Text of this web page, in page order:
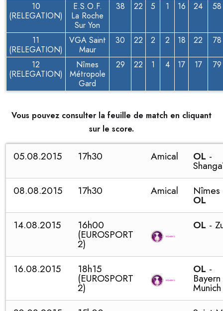
10
(RELEGATION)
E.S.O.F.
La Roche
Sur Yon
38 22 5 1 16 24 58
11
(RELEGATION)
VGA Saint
Maur
30 22 2 2 18 22 78
12
(RELEGATION)
Nîmes
Métropole
Gard
29 22 1 4 17 17 79
Vous pouvez consulter la feuille de match en cliquant
sur le score.
05.08.2015 17h30 Amical OL -
08.08.2015
17h30 Amical Nîmes
OL
14.08.2015
16h00
(EUROSPORT
2)
OL -
16.08.2015 18h15
(EUROSPORT
2)
OL -
Bayern
Munich